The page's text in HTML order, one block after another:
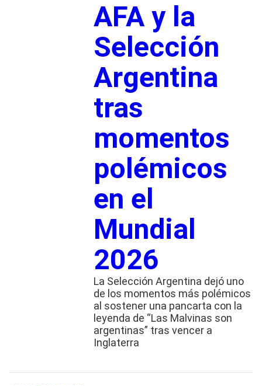
AFA y la
Selección
Argentina
tras
momentos
polémicos
en el
Mundial
2026
La Selección Argentina dejó uno
de los momentos más polémicos
al sostener una pancarta con la
leyenda de “Las Malvinas son
argentinas” tras vencer a
Inglaterra